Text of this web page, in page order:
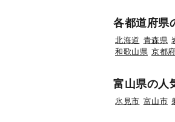
各都道府県
北海道 青森県
和歌山県 京都府
富山県の人
氷見市 富山市